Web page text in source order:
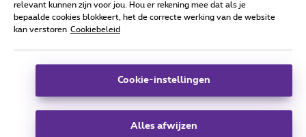
Alle rechten voorbehouden. © Proximus
Algemene voorwaarden, consumenteninfo
Deze website is gecreëerd en wordt beheerd conform het
Koning Albert II-laan 27 - B-1030 Brussel.
relevant kunnen zijn voor jou. Hou er rekening mee dat als je
bepaalde cookies blokkeert, het de correcte werking van de website
kan verstoren Cookiebeleid
Cookie-instellingen
Alles afwijzen